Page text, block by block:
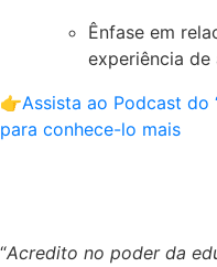
Ênfase em
experiência de
👉Assista ao Podcast do
para conhece-lo mais
“Acredito no poder da